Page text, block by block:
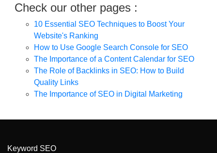
Check our other pages :
10 Essential SEO Techniques to Boost Your
Website's Ranking
How to Use Google Search Console for SEO
The Importance of a Content Calendar for SEO
The Role of Backlinks in SEO: How to Build
Quality Links
The Importance of SEO in Digital Marketing
Keyword SEO